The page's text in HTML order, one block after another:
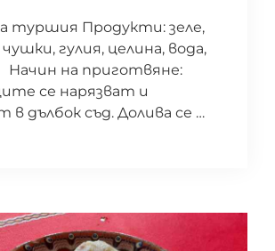
туршия Продукти: зеле,
гулия, целина, вода,
Начин на приготвяне:
се нарязват и
в дълбок съд. Долива се …